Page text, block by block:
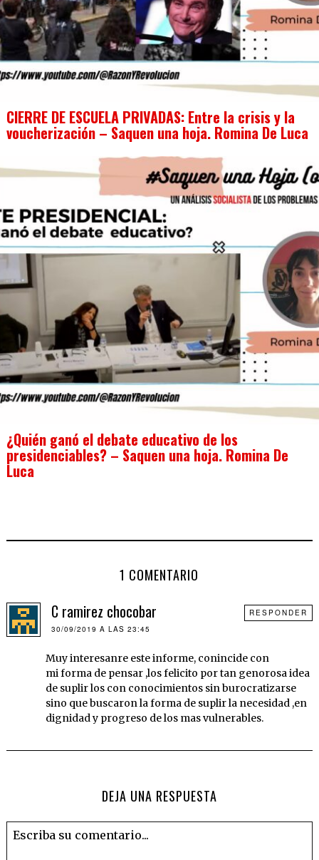
CIERRE DE ESCUELA PRIVADAS: Entre la crisis y la
voucherización – Saquen una hoja. Romina De Luca
¿Quién ganó el debate educativo de los
presidenciables? – Saquen una hoja. Romina De
Luca
1 COMENTARIO
C ramirez chocobar
30/09/2019 A LAS 23:45
Muy interesanre este informe, conincide con
mi forma de pensar ,los felicito por tan genorosa idea
de suplir los con conocimientos sin burocratizarse
sino que buscaron la forma de suplir la necesidad ,en
dignidad y progreso de los mas vulnerables.
RESPONDER
DEJA UNA RESPUESTA